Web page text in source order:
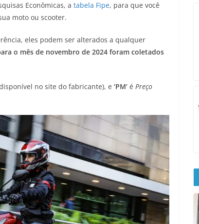
Econômicas, a tabela Fipe, para que você
moto ou scooter.
eles podem ser alterados a qualquer
o mês de novembro de 2024 foram coletados
no site do fabricante), e ‘PM’ é Preço